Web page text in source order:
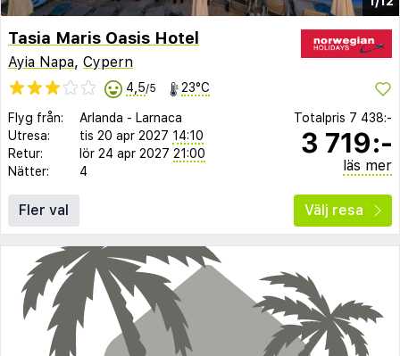
Tasia Maris Oasis Hotel
Ayia Napa, Cypern
4,5/5 23°C
Flyg från: Arlanda - Larnaca
Utresa:
tis 20 apr 2027 14:10
Retur:
lör 24 apr 2027 21:00
Nätter:
4
Totalpris 7 438:-
3 719:-
läs mer
Fler val Välj resa